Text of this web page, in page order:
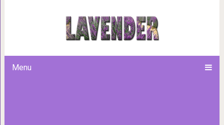
Menu
7 книг, которые